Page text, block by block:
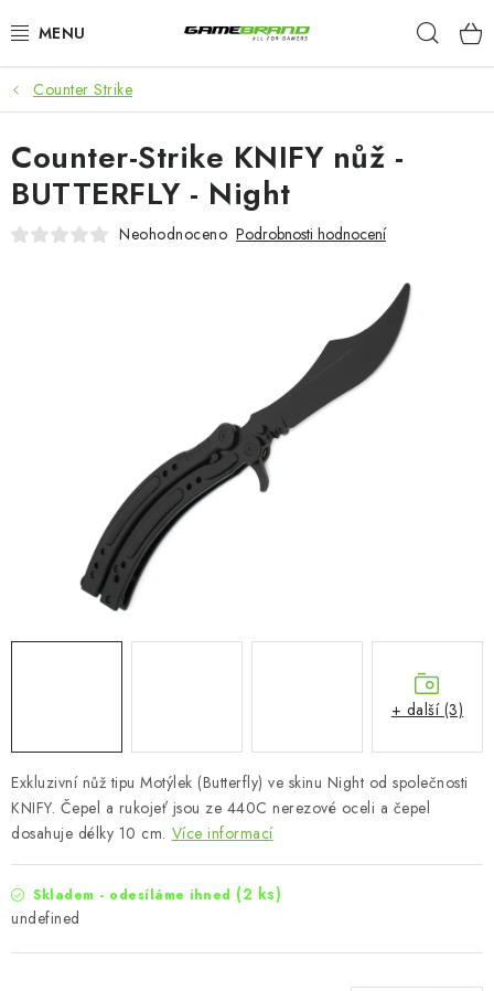
na
KATEGORIE
FILMY A SERIÁLY
HRY
Doprava a platba Kontakt
Counter Strike
Exkluzivní nůž tipu Motýlek (Butterfly) ve skinu Night od společnosti
KNIFY. Čepel a rukojeť jsou ze 440C nerezové oceli a čepel
dosahuje délky 10 cm. Více informací
Skladem - odesíláme ihned (2 ks)
undefined
Counter-Strike KNIFY nůž -
BUTTERFLY - Night
Neohodnoceno Podrobnosti hodnocení
+ další (3)